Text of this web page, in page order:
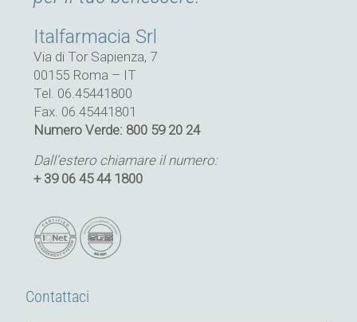
Italfarmacia Srl
Via di Tor Sapienza, 7
00155 Roma – IT
Tel. 06.45441800
Fax. 06.45441801
Numero Verde: 800 59 20 24
Dall’estero chiamare il numero:
+ 39 06 45 44 1800
Contattaci